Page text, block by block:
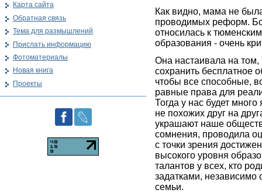
Как видно, мама не
проводимых реформ.
относилась к
образования - очень
Она настаивала на том,
сохранить бесплатное
чтобы все способные,
равные права для
Тогда у нас будет
не похожих друг на
украшают наше
сомнения, проводила
с точки зрения
высокого уровня
талантов у всех, кто
задатками, независимо
семьи.
Карта сайта
Обратная связь
Тема для размышлений
Прислать информацию
Фотоматериалы
Новая книга
Проекты